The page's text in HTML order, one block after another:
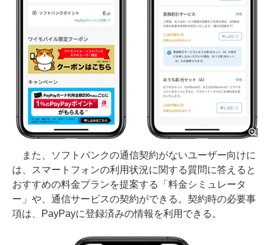
また、ソフトバンクの通信契約がないユーザー向けに
は、スマートフォンの利用状況に関する質問に答えると
おすすめの料金プランを提案する「料金シミュレータ
ー」や、通信サービスの契約ができる。契約時の必要事
項は、PayPayに登録済みの情報を利用できる。